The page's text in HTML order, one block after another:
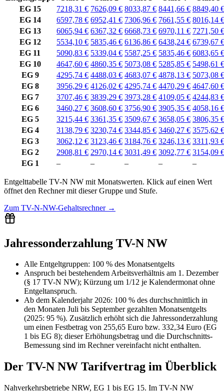
EG 15
7218,31 € 7626,09 € 8033,87 € 8441,66 € 8849,40 €
EG 14
6597,78 € 6952,41 € 7306,96 € 7661,55 € 8016,14 €
EG 13
6065,94 € 6367,32 € 6668,73 € 6970,11 € 7271,50 €
EG 12
5534,10 € 5835,46 € 6136,86 € 6438,24 € 6739,67 €
EG 11
5090,83 € 5339,04 € 5587,25 € 5835,46 € 6083,65 €
EG 10
4647,60 € 4860,35 € 5073,08 € 5285,85 € 5498,61 €
EG 9
4295,74 € 4488,03 € 4683,07 € 4878,13 € 5073,08 €
EG 8
3956,29 € 4126,02 € 4295,74 € 4470,29 € 4647,60 €
EG 7
3707,46 € 3839,29 € 3973,28 € 4109,05 € 4244,83 €
EG 6
3460,27 € 3608,60 € 3756,90 € 3905,35 € 4058,16 €
EG 5
3215,44 € 3361,35 € 3509,67 € 3658,05 € 3806,35 €
EG 4
3138,79 € 3230,74 € 3344,85 € 3460,27 € 3575,62 €
EG 3
3062,12 € 3123,46 € 3184,76 € 3246,13 € 3311,93 €
EG 2
2908,81 € 2970,14 € 3031,49 € 3092,77 € 3154,09 €
EG 1
– – – – –
Entgelttabelle TV-N NW mit Monatswerten. Klick auf einen Wert
öffnet den Rechner mit dieser Gruppe und Stufe.
Zum TV-N-NW-Gehaltsrechner→
Jahressonderzahlung TV-N NW
Alle Entgeltgruppen: 100 % des Monatsentgelts
Anspruch bei bestehendem Arbeitsverhältnis am 1. Dezember
(§ 17 TV-N NW); Kürzung um 1/12 je Kalendermonat ohne
Entgeltanspruch.
Ab dem Kalenderjahr 2026: 100 % des durchschnittlich in
den Monaten Juli bis September gezahlten Monatsentgelts
(2025: 95 %). Zusätzlich erhöht sich die Jahressonderzahlung
um einen Festbetrag von 255,65 Euro bzw. 332,34 Euro (EG
1 bis EG 8); dieser Erhöhungsbetrag und die Durchschnitts-
Bemessung sind im Rechner vereinfacht nicht enthalten.
Der TV-N NW Tarifvertrag im Überblick
Nahverkehrsbetriebe NRW, EG 1 bis EG 15. Im TV-N NW